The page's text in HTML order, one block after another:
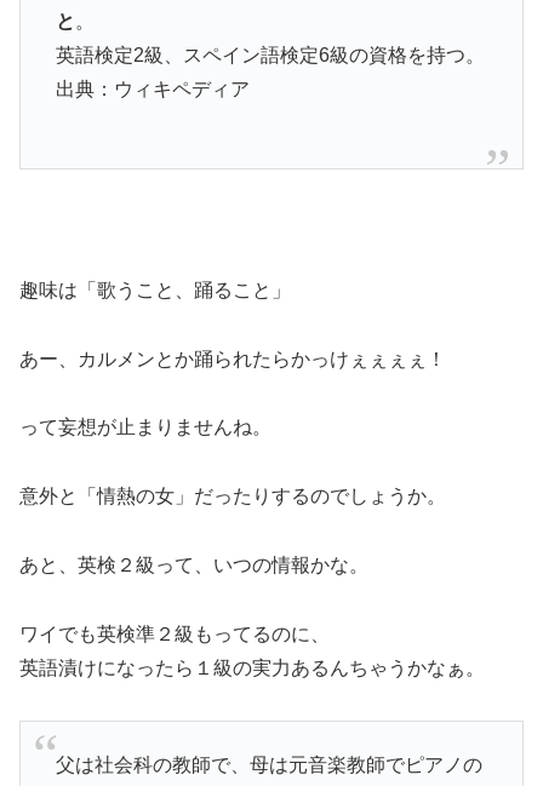
と 。
英語検定2級、スペイン語検定6級の資格を持つ。
出典：ウィキペディア
趣味は「歌うこと、踊ること」
あー、カルメンとか踊られたらかっけぇぇぇぇ！
って妄想が止まりませんね。
意外と「情熱の女」だったりするのでしょうか。
あと、英検２級って、いつの情報かな。
ワイでも英検準２級もってるのに、
英語漬けになったら１級の実力あるんちゃうかなぁ。
父は社会科の教師で、母は元音楽教師でピアノの